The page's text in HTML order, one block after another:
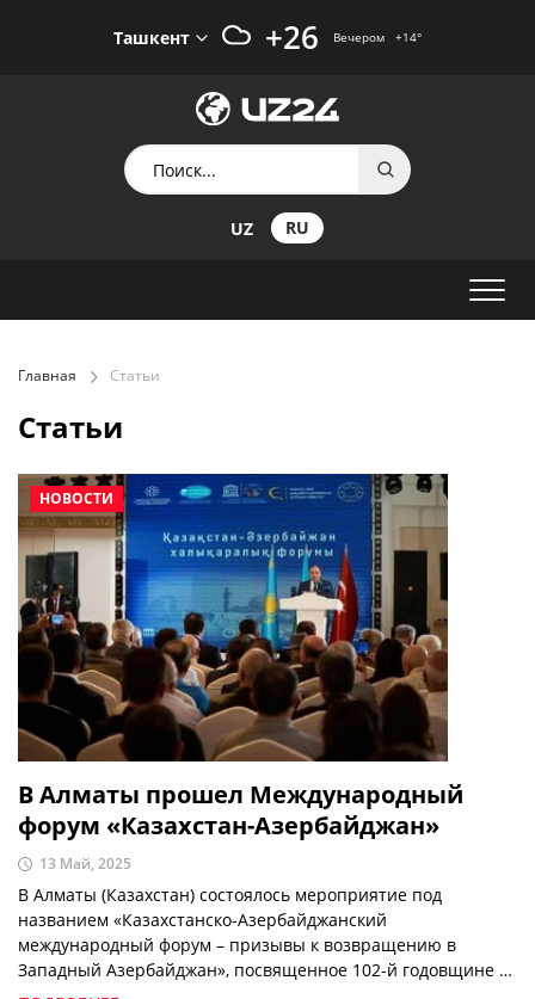
Ташкент +26 Вечером +14°
UZ RU
Главная Статьи
Статьи
НОВОСТИ
В Алматы прошел Международный
форум «Казахстан-Азербайджан»
13 Май, 2025
В Алматы (Казахстан) состоялось мероприятие под
названием «Казахстанско-Азербайджанский
международный форум – призывы к возвращению в
Западный Азербайджан», посвященное 102-й годовщине со
дня рождения Общенационального лидера Азербайджана